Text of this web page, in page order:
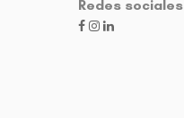
Redes sociales